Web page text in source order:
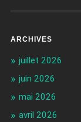
ARCHIVES
juillet 2026
juin 2026
mai 2026
avril 2026